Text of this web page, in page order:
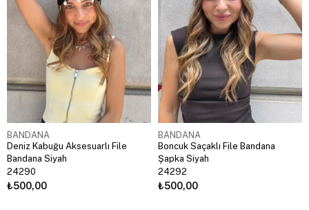
BANDANA
Deniz Kabuğu Aksesuarlı File
Bandana Siyah
24290
₺500,00
BANDANA
Boncuk Saçaklı File Bandana
Şapka Siyah
24292
₺500,00